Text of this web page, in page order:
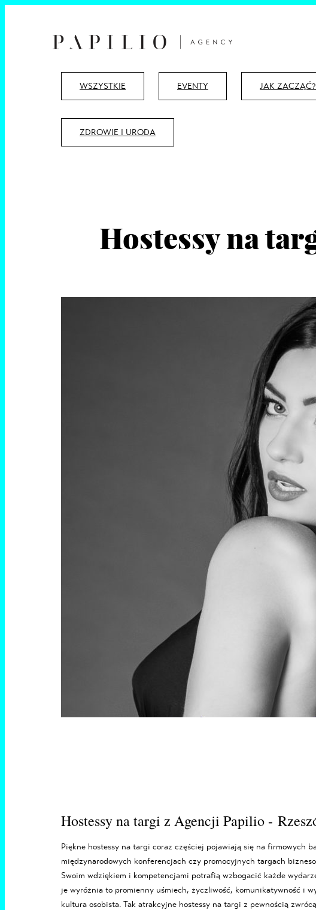
WSZYSTKIE EVENTY JAK ZACZĄĆ?
ZDROWIE I URODA
Hostessy na
Hostessy na targi z Agencji Papilio -
Piękne hostessy na targi coraz częściej pojawiają się na firmowych
międzynarodowych konferencjach czy promocyjnych targach
Swoim wdziękiem i kompetencjami potrafią wzbogacić każde
je wyróżnia to promienny uśmiech, życzliwość, komunikatywność i
kultura osobista. Tak atrakcyjne hostessy na targi z pewnością